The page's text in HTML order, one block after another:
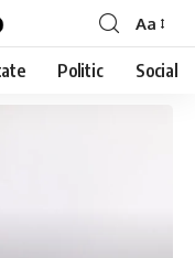
Aa
Politic Social